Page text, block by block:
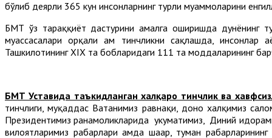
бўлиб деярли 365 кун инсонларнинг турли муаммоларини
БМТ ўз тараққиёт дастурини амалга оширишда дунёнинг
муассасалари орқали ҳам тинчликни сақлашда,
Ташкилотининг XIX та бобларидаги 111 та моддаларининг
БМТ Уставида таъкидланган халқаро тинчлик ва
тинчлиги, муқаддас Ватанимиз равнақи, доно халқимиз
Президентимиз раҳнамоликларида ҳукуматимиз, Диний
вилоятларимиз раҳбарлари ҳамда шаҳар, туман